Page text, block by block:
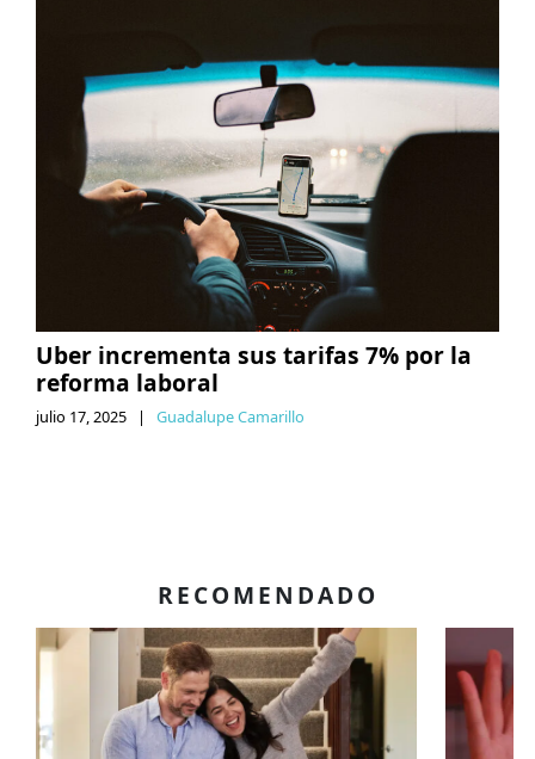
Uber incrementa sus tarifas 7% por la
reforma laboral
julio 17, 2025 | Guadalupe Camarillo
RECOMENDADO